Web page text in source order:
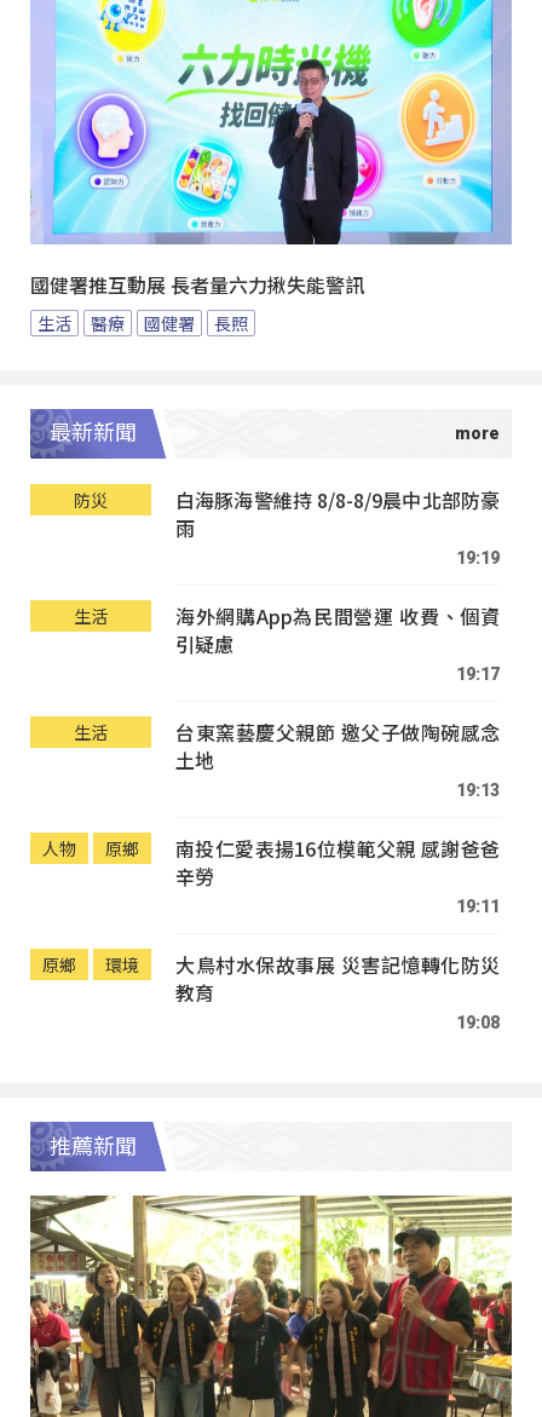
國健署推互動展 長者量六力揪失能警訊
生活 醫療 國健署 長照
最新新聞
防災
白海豚海警維持 8/8-8/9晨中北部防豪
雨
19:19
生活
海外網購App為民間營運 收費、個資
引疑慮
19:17
生活
台東窯藝慶父親節 邀父子做陶碗感念
土地
19:13
人物 原鄉
南投仁愛表揚16位模範父親 感謝爸爸
辛勞
19:11
原鄉 環境
大鳥村水保故事展 災害記憶轉化防災
教育
19:08
推薦新聞